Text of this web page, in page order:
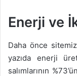
Enerji ve
Daha önce
yazıda enerji
salımlarının